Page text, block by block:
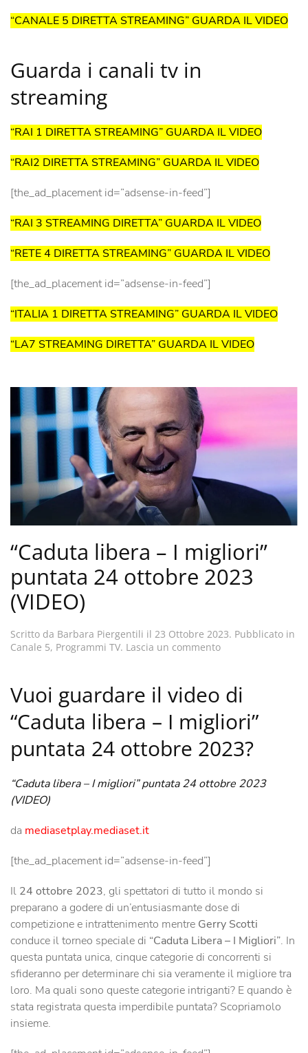
“CANALE 5 DIRETTA STREAMING” GUARDA IL VIDEO
Guarda i canali tv in
streaming
“RAI 1 DIRETTA STREAMING” GUARDA IL VIDEO
“RAI2 DIRETTA STREAMING” GUARDA IL VIDEO
[the_ad_placement id=”adsense-in-feed”]
“RAI 3 STREAMING DIRETTA” GUARDA IL VIDEO
“RETE 4 DIRETTA STREAMING” GUARDA IL VIDEO
[the_ad_placement id=”adsense-in-feed”]
“ITALIA 1 DIRETTA STREAMING” GUARDA IL VIDEO
“LA7 STREAMING DIRETTA” GUARDA IL VIDEO
“Caduta libera – I migliori”
puntata 24 ottobre 2023
(VIDEO)
Scritto da Barbara Piergentili il 23 Ottobre 2023. Pubblicato in
Canale 5, Programmi TV. Lascia un commento
Vuoi guardare il video di
“Caduta libera – I migliori”
puntata 24 ottobre 2023?
“Caduta libera – I migliori” puntata 24 ottobre 2023
(VIDEO)
da mediasetplay.mediaset.it
[the_ad_placement id=”adsense-in-feed”]
Il 24 ottobre 2023, gli spettatori di tutto il mondo si
preparano a godere di un’entusiasmante dose di
competizione e intrattenimento mentre Gerry Scotti
conduce il torneo speciale di “Caduta Libera – I Migliori”. In
questa puntata unica, cinque categorie di concorrenti si
sfideranno per determinare chi sia veramente il migliore tra
loro. Ma quali sono queste categorie intriganti? E quando è
stata registrata questa imperdibile puntata? Scopriamolo
insieme.